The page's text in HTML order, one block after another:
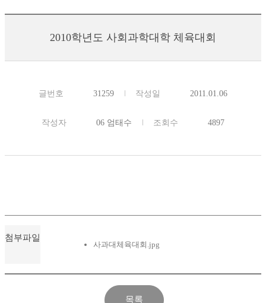
2010학년도 사회과학대학 체육대회
글번호 31259 작성일 2011.01.06
작성자 06 엄태수 조회수 4897
첨부파일
사과대체육대회.jpg